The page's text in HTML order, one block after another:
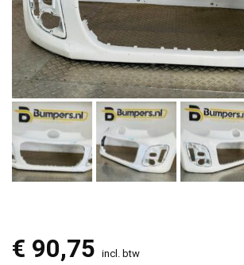
€ 90,75 incl. btw